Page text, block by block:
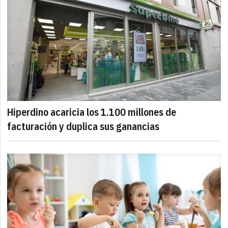
Hiperdino acaricia los 1.100 millones de
facturación y duplica sus ganancias